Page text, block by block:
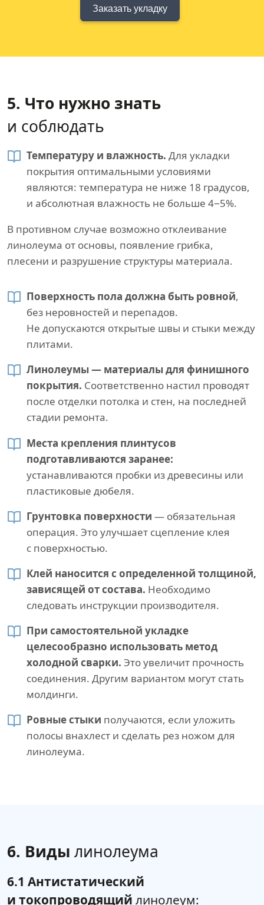
Заказать укладку
5. Что нужно знать
и соблюдать
Температуру и влажность. Для укладки
покрытия оптимальными условиями
являются: температура не ниже 18 градусов,
и абсолютная влажность не больше 4−5%.
В противном случае возможно отклеивание
линолеума от основы, появление грибка,
плесени и разрушение структуры материала.
Поверхность пола должна быть ровной,
без неровностей и перепадов.
Не допускаются открытые швы и стыки между
плитами.
Линолеумы — материалы для финишного
покрытия. Соответственно настил проводят
после отделки потолка и стен, на последней
стадии ремонта.
Места крепления плинтусов
подготавливаются заранее:
устанавливаются пробки из древесины или
пластиковые дюбеля.
Грунтовка поверхности — обязательная
операция. Это улучшает сцепление клея
с поверхностью.
Клей наносится с определенной толщиной,
зависящей от состава. Необходимо
следовать инструкции производителя.
При самостоятельной укладке
целесообразно использовать метод
холодной сварки. Это увеличит прочность
соединения. Другим вариантом могут стать
молдинги.
Ровные стыки получаются, если уложить
полосы внахлест и сделать рез ножом для
линолеума.
6. Виды линолеума
6.1 Антистатический
и токопроводящий линолеум: